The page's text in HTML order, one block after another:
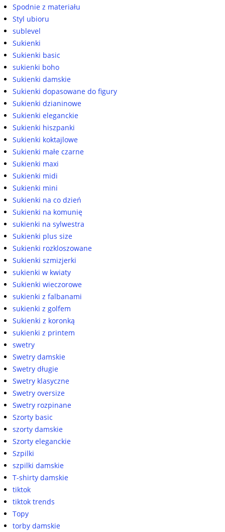
Spodnie z materiału
Styl ubioru
sublevel
Sukienki
Sukienki basic
sukienki boho
Sukienki damskie
Sukienki dopasowane do figury
Sukienki dzianinowe
Sukienki eleganckie
Sukienki hiszpanki
Sukienki koktajlowe
Sukienki małe czarne
Sukienki maxi
Sukienki midi
Sukienki mini
Sukienki na co dzień
Sukienki na komunię
sukienki na sylwestra
Sukienki plus size
Sukienki rozkloszowane
Sukienki szmizjerki
sukienki w kwiaty
Sukienki wieczorowe
sukienki z falbanami
sukienki z golfem
Sukienki z koronką
sukienki z printem
swetry
Swetry damskie
Swetry długie
Swetry klasyczne
Swetry oversize
Swetry rozpinane
Szorty basic
szorty damskie
Szorty eleganckie
Szpilki
szpilki damskie
T-shirty damskie
tiktok
tiktok trends
Topy
torby damskie